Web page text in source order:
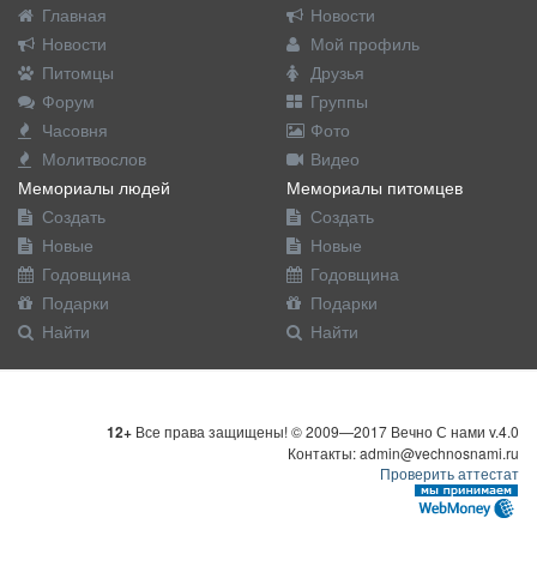
Главная
Новости
Питомцы
Форум
Часовня
Молитвослов
Новости
Мой профиль
Друзья
Группы
Фото
Видео
Мемориалы людей
Создать
Новые
Годовщина
Подарки
Найти
Мемориалы питомцев
Создать
Новые
Годовщина
Подарки
Найти
12+ Все права защищены! © 2009—2017 Вечно С нами v.4.0
Контакты: admin@vechnosnami.ru
Проверить аттестат